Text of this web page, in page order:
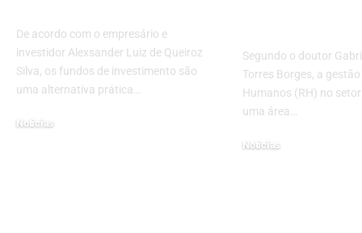
De acordo com o empresário e
investidor Alexsander Luiz de Queiroz
Silva, os fundos de investimento são
uma alternativa prática…
Noticias
Segundo o doutor
Torres Borges, a
Humanos (RH) no
uma área…
Noticias